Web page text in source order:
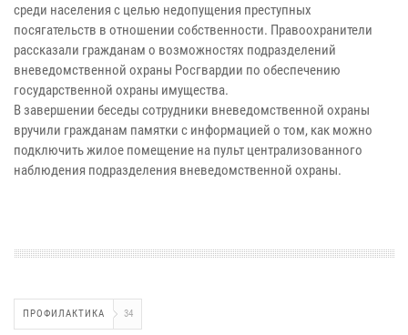
среди населения с целью недопущения преступных
посягательств в отношении собственности. Правоохранители
рассказали гражданам о возможностях подразделений
вневедомственной охраны Росгвардии по обеспечению
государственной охраны имущества.
В завершении беседы сотрудники вневедомственной охраны
вручили гражданам памятки с информацией о том, как можно
подключить жилое помещение на пульт централизованного
наблюдения подразделения вневедомственной охраны.
ПРОФИЛАКТИКА 34